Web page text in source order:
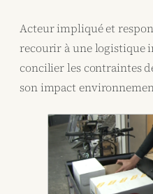
Acteur impliqué et
recourir à une logistique
concilier les contraintes
son impact